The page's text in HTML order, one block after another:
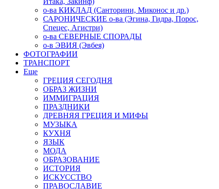
о-ва КИКЛАД (Санторини, Миконос и др.)
САРОНИЧЕСКИЕ о-ва (Эгина, Гидра, Порос,
Спецес, Агистри)
о-ва СЕВЕРНЫЕ СПОРАДЫ
о-в ЭВИЯ (Эвбея)
ФОТОГРАФИИ
ТРАНСПОРТ
Еще
ГРЕЦИЯ СЕГОДНЯ
ОБРАЗ ЖИЗНИ
ИММИГРАЦИЯ
ПРАЗДНИКИ
ДРЕВНЯЯ ГРЕЦИЯ И МИФЫ
МУЗЫКА
КУХНЯ
ЯЗЫК
МОДА
ОБРАЗОВАНИЕ
ИСТОРИЯ
ИСКУССТВО
ПРАВОСЛАВИЕ